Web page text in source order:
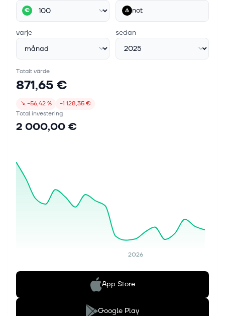
€
not
varje sedan
Totalt värde
871,65 €
↘ −56,42 %
−1 128,35 €
Total investering
2 000,00 €
2026
App Store
Google Play